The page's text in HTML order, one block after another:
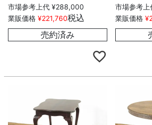
市場参考上代 ¥288,000
業販価格 ¥221,760税込
売約済み
市場参考上
業販価格 ¥